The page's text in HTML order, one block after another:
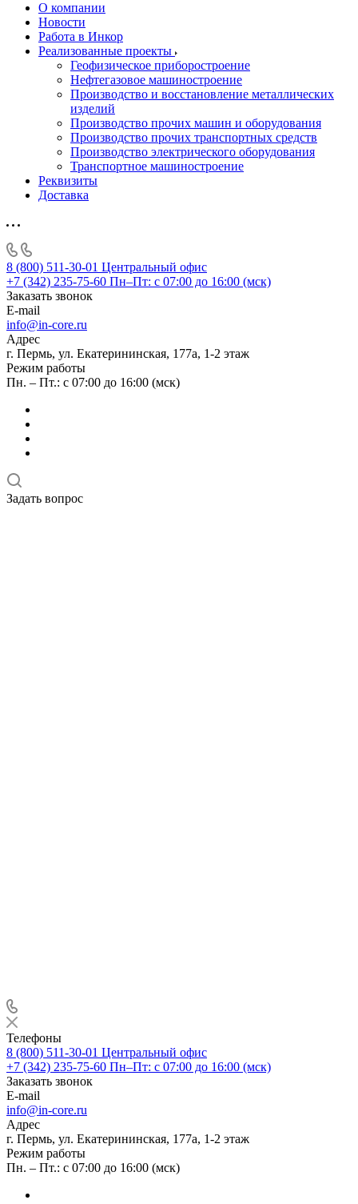
О компании
Новости
Работа в Инкор
Реализованные проекты
Геофизическое приборостроение
Нефтегазовое машиностроение
Производство и восстановление металлических
изделий
Производство прочих машин и оборудования
Производство прочих транспортных средств
Производство электрического оборудования
Транспортное машиностроение
Реквизиты
Доставка
8 (800) 511-30-01 Центральный офис
+7 (342) 235-75-60 Пн–Пт: с 07:00 до 16:00 (мск)
Заказать звонок
E-mail
info@in-core.ru
Адрес
г. Пермь, ул. ​Екатерининская, 177а, ​1-2 этаж
Режим работы
Пн. – Пт.: с 07:00 до 16:00 (мск)
Задать вопрос
Телефоны
8 (800) 511-30-01 Центральный офис
+7 (342) 235-75-60 Пн–Пт: с 07:00 до 16:00 (мск)
Заказать звонок
E-mail
info@in-core.ru
Адрес
г. Пермь, ул. ​Екатерининская, 177а, ​1-2 этаж
Режим работы
Пн. – Пт.: с 07:00 до 16:00 (мск)